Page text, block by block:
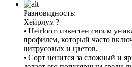
Разновидность:
Хейрлум ?
• Heirloom известен своим
профилем, который часто
цитрусовых и цветов.
• Сорт ценится за сложный и